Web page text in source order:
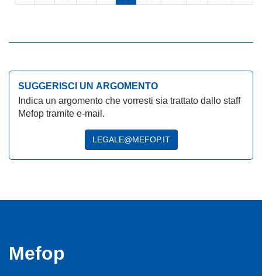
SUGGERISCI UN ARGOMENTO
Indica un argomento che vorresti sia trattato dallo staff
Mefop tramite e-mail.
LEGALE@MEFOP.IT
Mefop